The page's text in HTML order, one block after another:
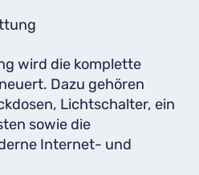
wird die komplette
Dazu gehören
Lichtschalter, ein
sowie die
Internet- und